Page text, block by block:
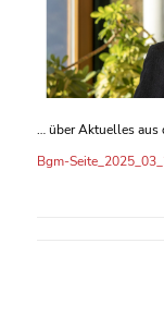
… über Aktuelles aus
Bgm-